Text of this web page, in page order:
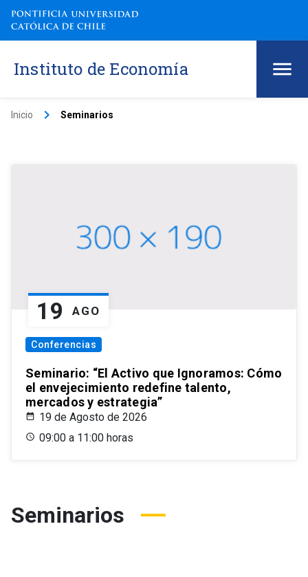
Instituto de Economía
Inicio keyboard_arrow_right Seminarios
19 AGO
Conferencias
Seminario: “El Activo que Ignoramos: Cómo
el envejecimiento redefine talento,
mercados y estrategia”
19 de Agosto de 2026
09:00 a 11:00 horas
Seminarios